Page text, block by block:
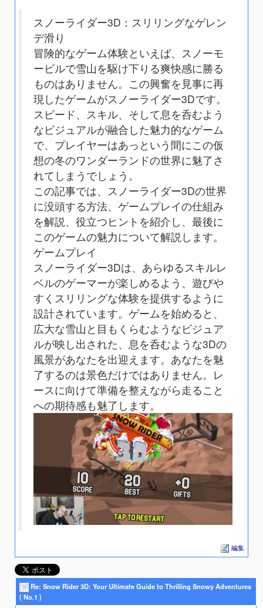
スノーライダー3D：スリリングなゲレン
デ滑り
冒険的なゲーム体験といえば、スノーモ
ービルで雪山を駆け下りる爽快感に勝る
ものはありません。この興奮を見事に再
現したゲームがスノーライダー3Dです。
スピード、スキル、そして息を呑むよう
なビジュアルが融合した魅力的なゲーム
で、プレイヤーはあっという間にこの仮
想の冬のワンダーランドの世界に魅了さ
れてしまうでしょう。
この記事では、スノーライダー3Dの世界
に没頭する方法、ゲームプレイの仕組み
を解説、役立つヒントを紹介し、最後に
このゲームの魅力について解説します。
ゲームプレイ
スノーライダー3Dは、あらゆるスキルレ
ベルのゲーマーが楽しめるよう、遊びや
すくスリリングな体験を提供するように
設計されています。ゲームを始めると、
広大な雪山と目もくらむようなビジュア
ルが映し出された、息を呑むような3Dの
風景があなたを出迎えます。あなたを魅
了するのは景色だけではありません。レ
ースに向けて準備を整えながら走ること
への期待感も魅了します。
編集
Re: Snow Rider 3D: Your Ultimate Guide to Thrilling Snowy Adventures
( No.1 )